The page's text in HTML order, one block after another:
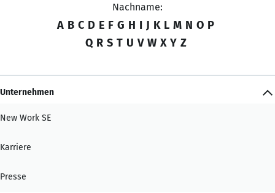
Nachname:
A B C D E F G H I J K L M N O P
Q R S T U V W X Y Z
Unternehmen
New Work SE
Karriere
Presse